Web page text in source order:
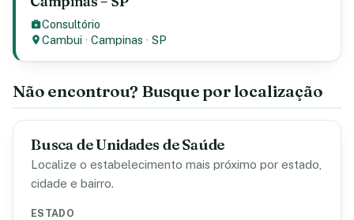
Consultório
Cambui ·Campinas ·SP
Não encontrou? Busque por localização
Busca de Unidades de Saúde
Localize o estabelecimento mais próximo por estado,
cidade e bairro.
ESTADO